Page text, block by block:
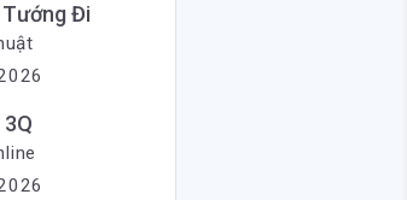
Tướng Đi